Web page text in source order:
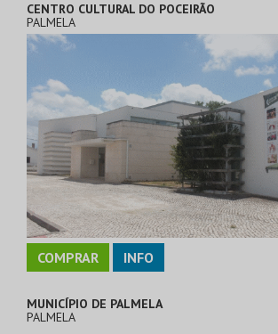
CENTRO CULTURAL DO POCEIRÃO
PALMELA
COMPRAR INFO
MUNICÍPIO DE PALMELA
PALMELA